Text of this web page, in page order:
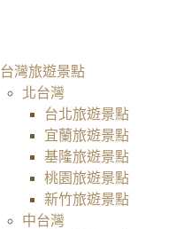
台灣旅遊景點
北台灣
台北旅遊景點
宜蘭旅遊景點
基隆旅遊景點
桃園旅遊景點
新竹旅遊景點
中台灣